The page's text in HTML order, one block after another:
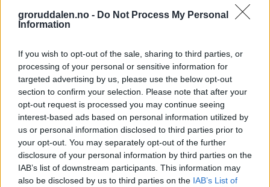
groruddalen.no - Do Not Process My Personal
Information
If you wish to opt-out of the sale, sharing to third parties, or
processing of your personal or sensitive information for
targeted advertising by us, please use the below opt-out
section to confirm your selection. Please note that after your
opt-out request is processed you may continue seeing
interest-based ads based on personal information utilized by
us or personal information disclosed to third parties prior to
your opt-out. You may separately opt-out of the further
disclosure of your personal information by third parties on the
IAB’s list of downstream participants. This information may
also be disclosed by us to third parties on the IAB’s List of